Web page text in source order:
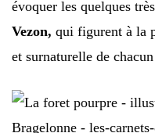
évoquer les quelques
Vezon, qui figurent à la
et surnaturelle de